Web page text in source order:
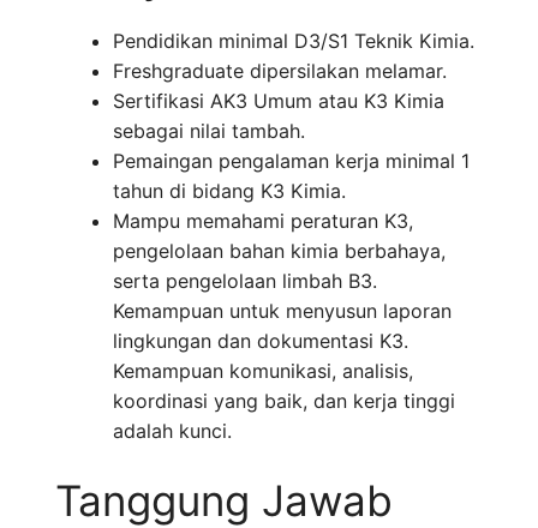
Pendidikan minimal D3/S1 Teknik Kimia.
Freshgraduate dipersilakan melamar.
Sertifikasi AK3 Umum atau K3 Kimia
sebagai nilai tambah.
Pemaingan pengalaman kerja minimal 1
tahun di bidang K3 Kimia.
Mampu memahami peraturan K3,
pengelolaan bahan kimia berbahaya,
serta pengelolaan limbah B3.
Kemampuan untuk menyusun laporan
lingkungan dan dokumentasi K3.
Kemampuan komunikasi, analisis,
koordinasi yang baik, dan kerja tinggi
adalah kunci.
Tanggung Jawab